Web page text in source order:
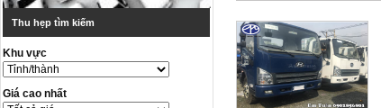
Thu hẹp tìm kiếm
Khu vực
Giá cao nhất